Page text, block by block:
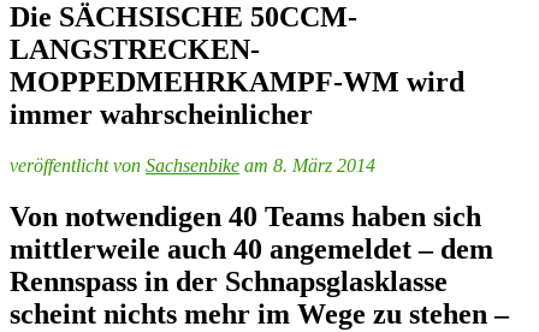
Die SÄCHSISCHE 50CCM-
LANGSTRECKEN-
MOPPEDMEHRKAMPF-WM wird
immer wahrscheinlicher
veröffentlicht von Sachsenbike am 8. März 2014
Von notwendigen 40 Teams haben sich
mittlerweile auch 40 angemeldet – dem
Rennspass in der Schnapsglasklasse
scheint nichts mehr im Wege zu stehen –